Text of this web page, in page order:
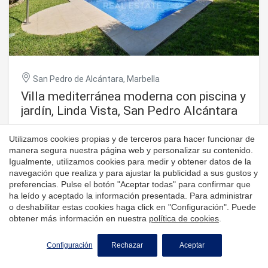
espectacular azotea con jacuzzi, zona de barbacoa y
vistas panorámicas al marun lugar perfecto para relajarse
o recibir invitados. Incluye además aparcamiento
subterráneo para dos coches y un trastero privado. Una
vivienda lista para entrar a vivir, en una comunidad
privacidad y un estilo de vida costero de alto nivel.
#ref:CBSH938
San Pedro de Alcántara, Marbella
Villa mediterránea moderna con piscina y
jardín, Linda Vista, San Pedro Alcántara
1.165 m²
Villa contemporánea con piscina y un jardín bellamente
ajardinado, ubicada en la codiciada urbanización Alta Vista,
a solo un corto paseo de la playa y de los servicios locales.
Situada en un tranquilo callejón sin salida y rodeada de
viviendas independientes, ofrece privacidad y exclusividad
incomparables. La villa cuenta con cuatro amplios
dormitorios, cada uno con su propio baño en suite, una
zona de oficina abierta, un aseo de invitados, una gran
cocina moderna y 53 m² de terrazas, perfectas para
disfrutar del estilo de vida mediterráneo. Además, dispone
2.495.000 €
Utilizamos cookies propias y de terceros para hacer funcionar de
manera segura nuestra página web y personalizar su contenido.
Igualmente, utilizamos cookies para medir y obtener datos de la
navegación que realiza y para ajustar la publicidad a sus gustos y
preferencias. Pulse el botón "Aceptar todas" para confirmar que
ha leído y aceptado la información presentada. Para administrar
o deshabilitar estas cookies haga click en "Configuración". Puede
obtener más información en nuestra política de cookies
Configuración Rechazar Aceptar